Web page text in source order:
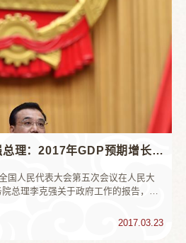
【2017两会】李克强总理：2017年GDP预期增长目标为6.5%左右
国人民代表大会第五次会议在人民大
总理李克强关于政府工作的报告，审
报...
2017.03.23